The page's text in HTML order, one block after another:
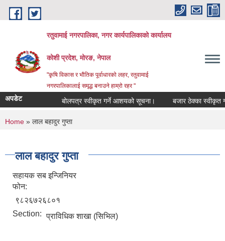
Skip to main content
रतुवामाई नगरपालिका, नगर कार्यपालिकाको कार्यालय
कोशी प्रदेश, मोरङ, नेपाल
"कृषि विकास र भौतिक पूर्वाधारको लहर, रतुवामाई
नगरपालिकालाई समृद्ध बनाउने हाम्रो रहर "
अपडेट बोलपत्र स्वीकृत गर्ने आशयको सूचना। बजार ठेक्का स्वीकृत
You are here
Home » लाल बहादुर गुप्ता
लाल बहादुर गुप्ता
सहायक सब इन्जिनियर
फोन:
९८२६७२६८०१
Section: प्राविधिक शाखा (सिभिल)